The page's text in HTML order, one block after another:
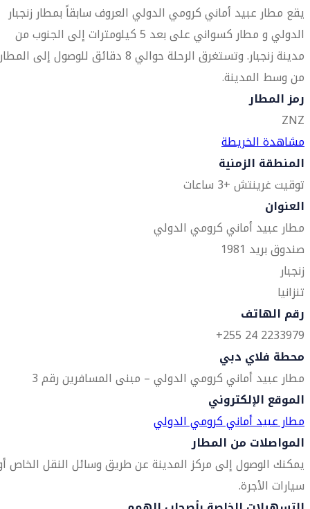
يقع مطار عبيد أماني كرومي الدولي العروف سابقاً بمطار زنجبار
الدولي و مطار كسواني على بعد 5 كيلومترات إلى الجنوب من
مدينة زنجبار. وتستغرق الرحلة حوالي 8 دقائق للوصول إلى المطار
من وسط المدينة.
رمز المطار
ZNZ
مشاهدة الخريطة
المنطقة الزمنية
توقيت غرينتش +3 ساعات
العنوان
مطار عبيد أماني كرومي الدولي
صندوق بريد 1981
زنجبار
تنزانيا
رقم الهاتف
2233979 24 255+
محطة فلاي دبي
مطار عبيد أماني كرومي الدولي – مبنى المسافرين رقم 3
الموقع الإلكتروني
مطار عبيد أماني كرومي الدولي
المواصلات من المطار
يمكنك الوصول إلى مركز المدينة عن طريق وسائل النقل الخاص
سيارات الأجرة.